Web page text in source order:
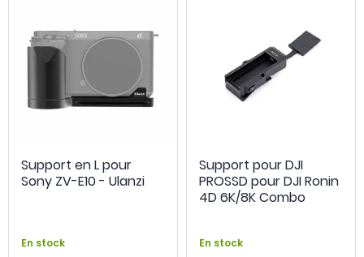
Support en L pour
Sony ZV-E10 - Ulanzi
En stock
Support pour DJI
PROSSD pour DJI Ronin
4D 6K/8K Combo
En stock